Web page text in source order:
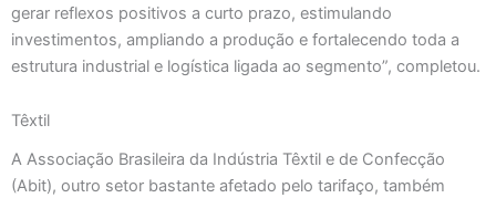
gerar reflexos positivos a curto prazo, estimulando
investimentos, ampliando a produção e fortalecendo toda a
estrutura industrial e logística ligada ao segmento”, completou.
Têxtil
A Associação Brasileira da Indústria Têxtil e de Confecção
(Abit), outro setor bastante afetado pelo tarifaço, também